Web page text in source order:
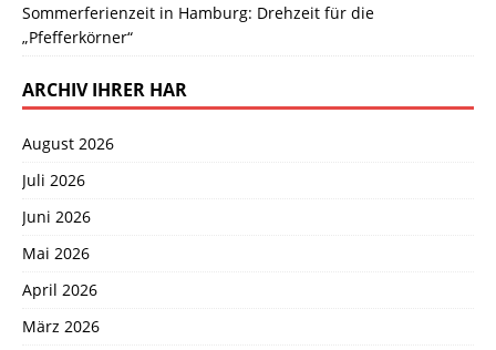
Sommerferienzeit in Hamburg: Drehzeit für die
„Pfefferkörner“
ARCHIV IHRER HAR
August 2026
Juli 2026
Juni 2026
Mai 2026
April 2026
März 2026